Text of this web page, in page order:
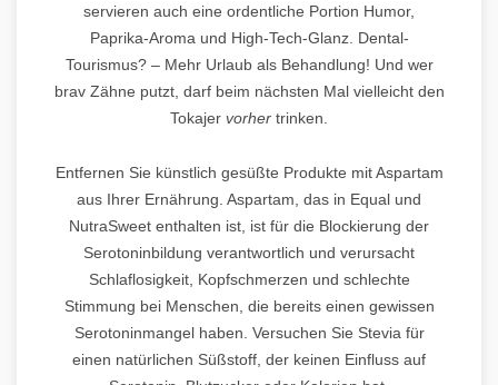
servieren auch eine ordentliche Portion Humor,
Paprika-Aroma und High-Tech-Glanz. Dental-
Tourismus? – Mehr Urlaub als Behandlung! Und wer
brav Zähne putzt, darf beim nächsten Mal vielleicht den
Tokajer vorher trinken.
Entfernen Sie künstlich gesüßte Produkte mit Aspartam
aus Ihrer Ernährung. Aspartam, das in Equal und
NutraSweet enthalten ist, ist für die Blockierung der
Serotoninbildung verantwortlich und verursacht
Schlaflosigkeit, Kopfschmerzen und schlechte
Stimmung bei Menschen, die bereits einen gewissen
Serotoninmangel haben. Versuchen Sie Stevia für
einen natürlichen Süßstoff, der keinen Einfluss auf